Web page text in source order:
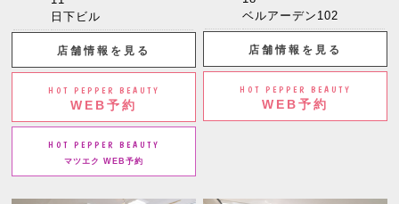
日下ビル
店舗情報を見る
HOT PEPPER BEAUTY
WEB予約
HOT PEPPER BEAUTY
マツエク WEB予約
ベルアーデン102
店舗情報を見る
HOT PEPPER BEAUTY
WEB予約